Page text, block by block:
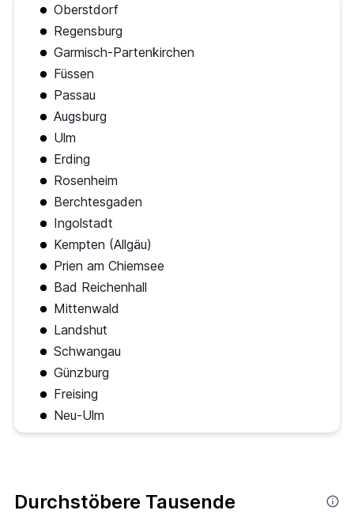
Oberstdorf
Regensburg
Garmisch-Partenkirchen
Füssen
Passau
Augsburg
Ulm
Erding
Rosenheim
Berchtesgaden
Ingolstadt
Kempten (Allgäu)
Prien am Chiemsee
Bad Reichenhall
Mittenwald
Landshut
Schwangau
Günzburg
Freising
Neu-Ulm
Durchstöbere Tausende